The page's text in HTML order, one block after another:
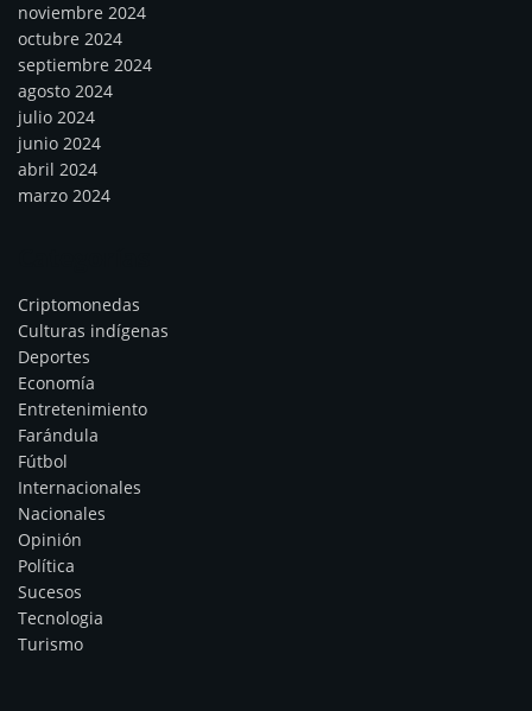
noviembre 2024
octubre 2024
septiembre 2024
agosto 2024
julio 2024
junio 2024
abril 2024
marzo 2024
Criptomonedas
Culturas indígenas
Deportes
Economía
Entretenimiento
Farándula
Fútbol
Internacionales
Nacionales
Opinión
Política
Sucesos
Tecnologia
Turismo